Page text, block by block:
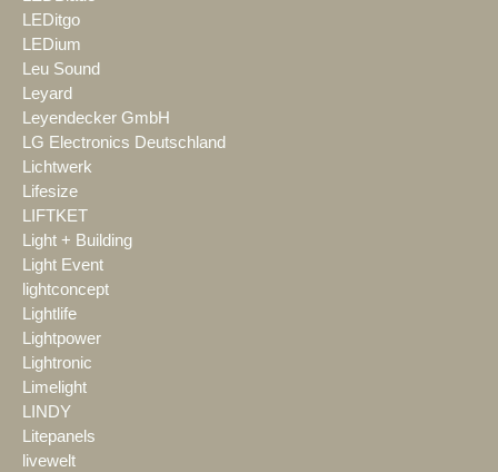
LEDitgo
LEDium
Leu Sound
Leyard
Leyendecker GmbH
LG Electronics Deutschland
Lichtwerk
Lifesize
LIFTKET
Light + Building
Light Event
lightconcept
Lightlife
Lightpower
Lightronic
Limelight
LINDY
Litepanels
livewelt